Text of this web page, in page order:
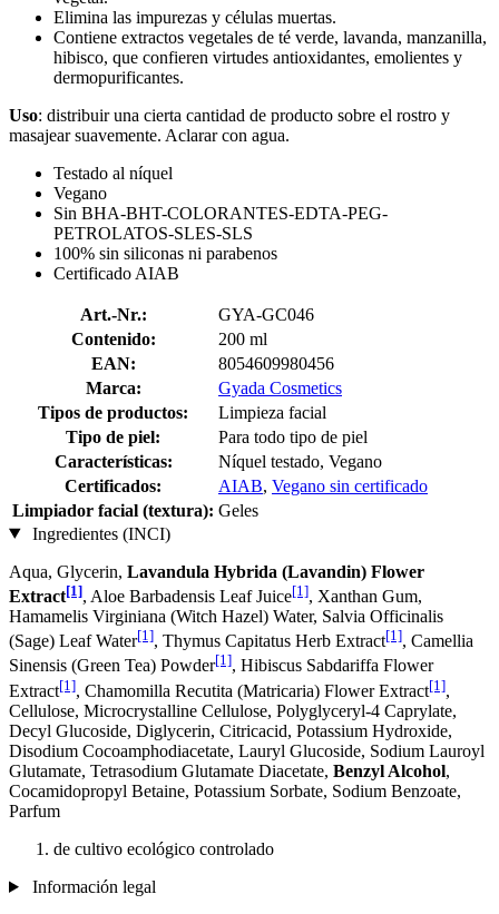
Elimina las impurezas y células muertas.
Contiene extractos vegetales de té verde, lavanda, manzanilla,
hibisco, que confieren virtudes antioxidantes, emolientes y
dermopurificantes.
Uso: distribuir una cierta cantidad de producto sobre el rostro y
masajear suavemente. Aclarar con agua.
Testado al níquel
Vegano
Sin BHA-BHT-COLORANTES-EDTA-PEG-
PETROLATOS-SLES-SLS
100% sin siliconas ni parabenos
Certificado AIAB
Art.-Nr.:
GYA-GC046
Contenido:
200 ml
EAN:
8054609980456
Marca:
Gyada Cosmetics
Tipos de productos:
Limpieza facial
Tipo de piel:
Para todo tipo de piel
Características:
Níquel testado, Vegano
Certificados:
AIAB, Vegano sin certificado
Limpiador facial (textura): Geles
Ingredientes (INCI)
Aqua, Glycerin, Lavandula Hybrida (Lavandin) Flower
Extract[1], Aloe Barbadensis Leaf Juice[1], Xanthan Gum,
Hamamelis Virginiana (Witch Hazel) Water, Salvia Officinalis
(Sage) Leaf Water[1], Thymus Capitatus Herb Extract[1], Camellia
Sinensis (Green Tea) Powder[1], Hibiscus Sabdariffa Flower
Extract[1], Chamomilla Recutita (Matricaria) Flower Extract[1],
Cellulose, Microcrystalline Cellulose, Polyglyceryl-4 Caprylate,
Decyl Glucoside, Diglycerin, Citricacid, Potassium Hydroxide,
Disodium Cocoamphodiacetate, Lauryl Glucoside, Sodium Lauroyl
Glutamate, Tetrasodium Glutamate Diacetate, Benzyl Alcohol,
Cocamidopropyl Betaine, Potassium Sorbate, Sodium Benzoate,
Parfum
de cultivo ecológico controlado
Información legal